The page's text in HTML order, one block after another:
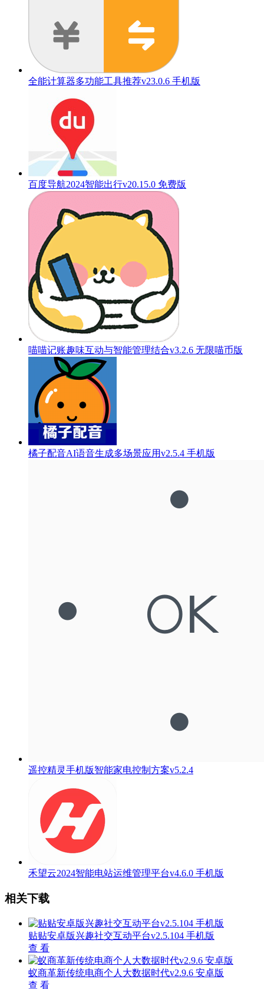
全能计算器多功能工具推荐v23.0.6 手机版
百度导航2024智能出行v20.15.0 免费版
喵喵记账趣味互动与智能管理结合v3.2.6 无限喵币版
橘子配音AI语音生成多场景应用v2.5.4 手机版
遥控精灵手机版智能家电控制方案v5.2.4
禾望云2024智能电站运维管理平台v4.6.0 手机版
相关下载
贴贴安卓版兴趣社交互动平台v2.5.104 手机版
查 看
蚁商革新传统电商个人大数据时代v2.9.6 安卓版
查 看